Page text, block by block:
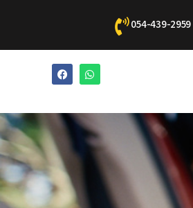
054-439-2959